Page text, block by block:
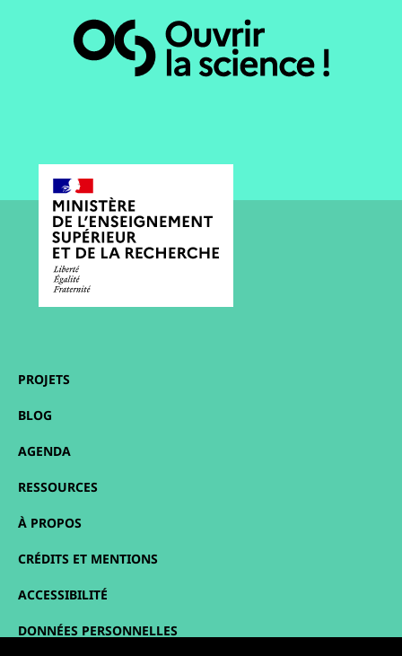
PROJETS
BLOG
AGENDA
RESSOURCES
À PROPOS
CRÉDITS ET MENTIONS
ACCESSIBILITÉ
DONNÉES PERSONNELLES